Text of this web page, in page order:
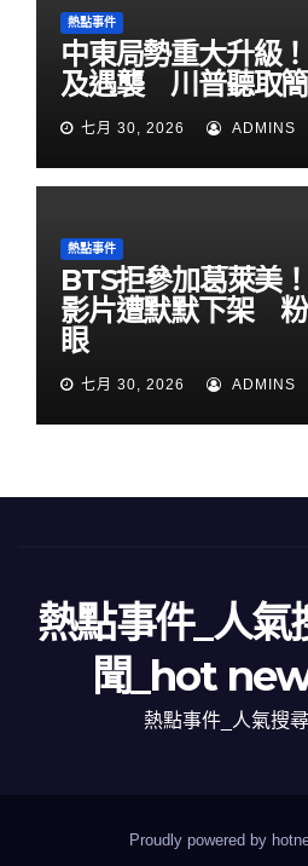
熱點事件
中東局勢重大升級
及遇襲 川普聽取
七月 30, 2026 ADMINS
熱點事件
BTS拒參加葛萊美
影片遭默默下架
眼
七月 30, 2026 ADMINS
熱點事件_人氣
聞_hot
熱點事件_人氣搜
Proudly powered by